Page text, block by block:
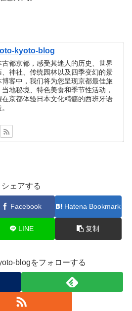
kyoto-blog
古都京都，感受其迷人的历史、世界
、神社、传统园林以及四季变幻的景
博客中，我们将为您呈现京都最佳旅
地秘境、特色美食和季节性活动，
在京都体验日本文化精髓的西班牙语
シェアする
Facebook Hatena Bookmark
LINE 复制
blogをフォローする